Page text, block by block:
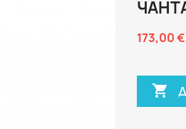
173,00 €
